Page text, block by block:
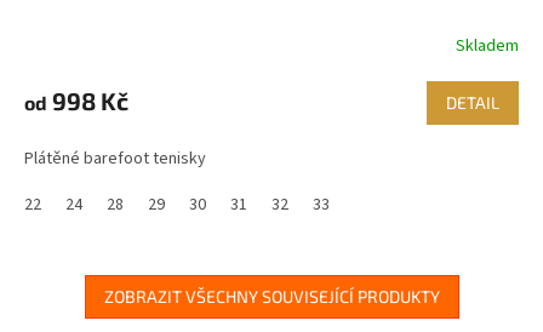
Skladem
od 998 Kč DETAIL
Plátěné barefoot tenisky
22
24 28 29 30 31 32 33
ZOBRAZIT VŠECHNY SOUVISEJÍCÍ PRODUKTY